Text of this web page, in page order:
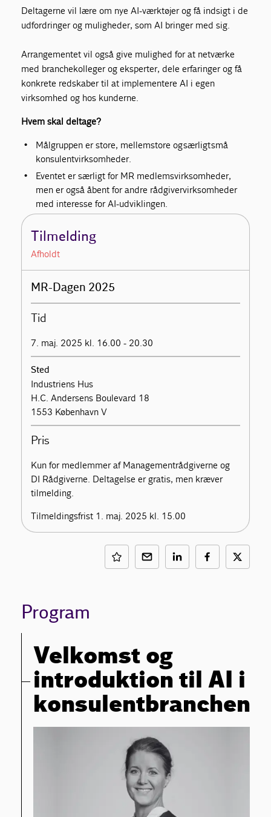
Deltagerne vil lære om nye AI-værktøjer og få indsigt i de
udfordringer og muligheder, som AI bringer med sig.
Arrangementet vil også give mulighed for at netværke
med branchekolleger og eksperter, dele erfaringer og få
konkrete redskaber til at implementere AI i egen
virksomhed og hos kunderne.
Hvem skal deltage?
Målgruppen er store, mellemstore ogsærligtsmå
konsulentvirksomheder.
Eventet er særligt for MR medlemsvirksomheder,
men er også åbent for andre rådgivervirksomheder
med interesse for AI-udviklingen.
Tilmelding
Afholdt
MR-Dagen 2025
Tid
7. maj. 2025 kl. 16.00 - 20.30
Sted
Industriens Hus
H.C. Andersens Boulevard 18
1553 København V
Pris
Kun for medlemmer af Managementrådgiverne og
DI Rådgiverne. Deltagelse er gratis, men kræver
tilmelding.
Tilmeldingsfrist 1. maj. 2025 kl. 15.00
Program
Velkomst og
introduktion til AI i
konsulentbranchen